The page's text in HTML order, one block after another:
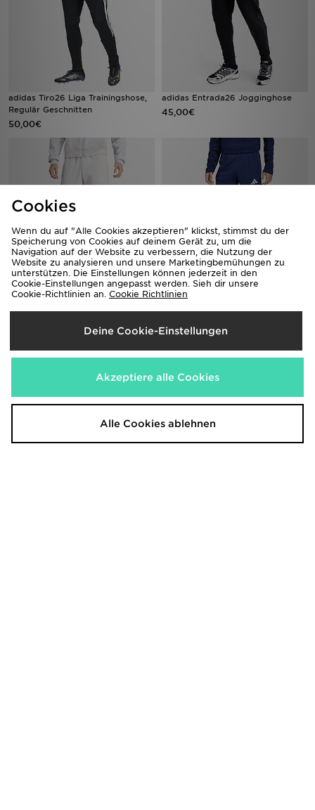
adidas Tiro26 Liga Trainingshose,
Regulär Geschnitten
50,00€
adidas Entrada26 Jogginghose
45,00€
adidas Entrada26 Jogginghose
adidas Entrada26 Trainingshose
Kids
Cookies
Wenn du auf "Alle Cookies akzeptieren" klickst, stimmst du der
Speicherung von Cookies auf deinem Gerät zu, um die
Navigation auf der Website zu verbessern, die Nutzung der
Website zu analysieren und unsere Marketingbemühungen zu
unterstützen. Die Einstellungen können jederzeit in den
Cookie-Einstellungen angepasst werden. Sieh dir unsere
Cookie-Richtlinien an. Cookie Richtlinien
Deine Cookie-Einstellungen
Akzeptiere alle Cookies
Alle Cookies ablehnen